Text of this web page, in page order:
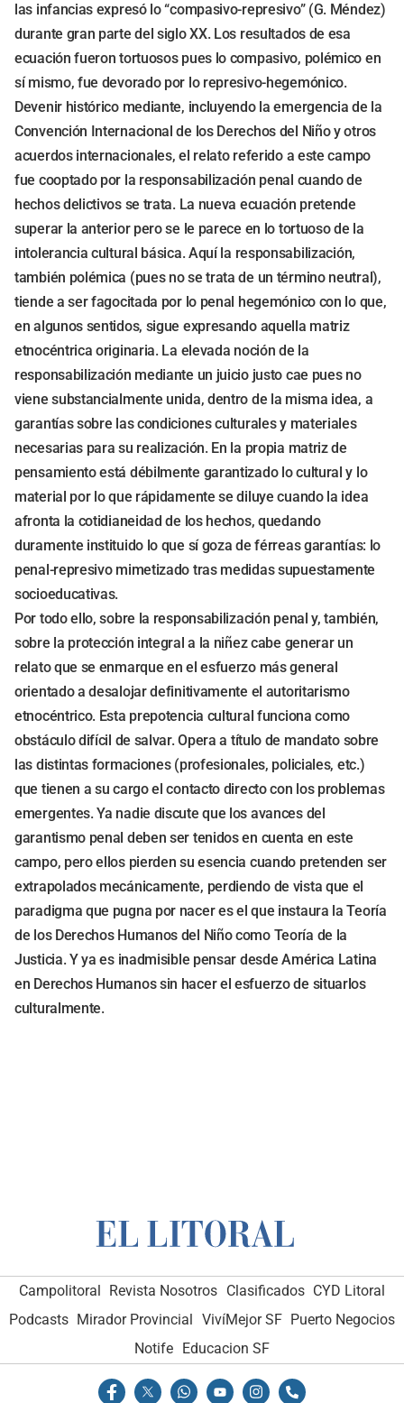
las infancias expresó lo “compasivo-represivo” (G. Méndez)
durante gran parte del siglo XX. Los resultados de esa
ecuación fueron tortuosos pues lo compasivo, polémico en
sí mismo, fue devorado por lo represivo-hegemónico.
Devenir histórico mediante, incluyendo la emergencia de la
Convención Internacional de los Derechos del Niño y otros
acuerdos internacionales, el relato referido a este campo
fue cooptado por la responsabilización penal cuando de
hechos delictivos se trata. La nueva ecuación pretende
superar la anterior pero se le parece en lo tortuoso de la
intolerancia cultural básica. Aquí la responsabilización,
también polémica (pues no se trata de un término neutral),
tiende a ser fagocitada por lo penal hegemónico con lo que,
en algunos sentidos, sigue expresando aquella matriz
etnocéntrica originaria. La elevada noción de la
responsabilización mediante un juicio justo cae pues no
viene substancialmente unida, dentro de la misma idea, a
garantías sobre las condiciones culturales y materiales
necesarias para su realización. En la propia matriz de
pensamiento está débilmente garantizado lo cultural y lo
material por lo que rápidamente se diluye cuando la idea
afronta la cotidianeidad de los hechos, quedando
duramente instituido lo que sí goza de férreas garantías: lo
penal-represivo mimetizado tras medidas supuestamente
socioeducativas.
Por todo ello, sobre la responsabilización penal y, también,
sobre la protección integral a la niñez cabe generar un
relato que se enmarque en el esfuerzo más general
orientado a desalojar definitivamente el autoritarismo
etnocéntrico. Esta prepotencia cultural funciona como
obstáculo difícil de salvar. Opera a título de mandato sobre
las distintas formaciones (profesionales, policiales, etc.)
que tienen a su cargo el contacto directo con los problemas
emergentes. Ya nadie discute que los avances del
garantismo penal deben ser tenidos en cuenta en este
campo, pero ellos pierden su esencia cuando pretenden ser
extrapolados mecánicamente, perdiendo de vista que el
paradigma que pugna por nacer es el que instaura la Teoría
de los Derechos Humanos del Niño como Teoría de la
Justicia. Y ya es inadmisible pensar desde América Latina
en Derechos Humanos sin hacer el esfuerzo de situarlos
culturalmente.
Campolitoral Revista Nosotros Clasificados CYD Litoral
Podcasts Mirador Provincial VivíMejor SF Puerto Negocios
Notife Educacion SF